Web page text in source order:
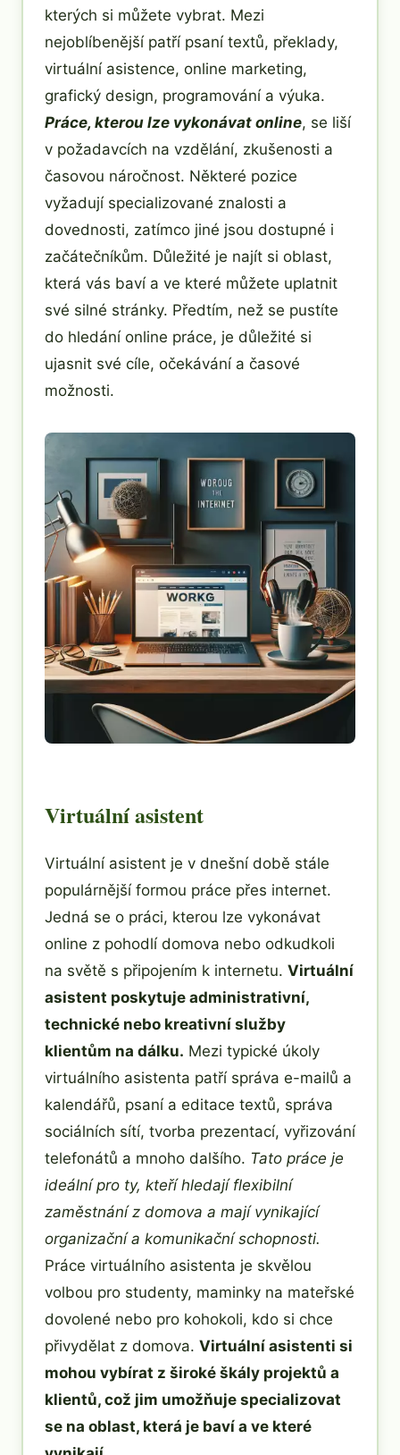
kterých si můžete vybrat. Mezi
nejoblíbenější patří psaní textů, překlady,
virtuální asistence, online marketing,
grafický design, programování a výuka.
Práce, kterou lze vykonávat online, se liší
v požadavcích na vzdělání, zkušenosti a
časovou náročnost. Některé pozice
vyžadují specializované znalosti a
dovednosti, zatímco jiné jsou dostupné i
začátečníkům. Důležité je najít si oblast,
která vás baví a ve které můžete uplatnit
své silné stránky. Předtím, než se pustíte
do hledání online práce, je důležité si
ujasnit své cíle, očekávání a časové
možnosti.
Virtuální asistent
Virtuální asistent je v dnešní době stále
populárnější formou práce přes internet.
Jedná se o práci, kterou lze vykonávat
online z pohodlí domova nebo odkudkoli
na světě s připojením k internetu. Virtuální
asistent poskytuje administrativní,
technické nebo kreativní služby
klientům na dálku. Mezi typické úkoly
virtuálního asistenta patří správa e-mailů a
kalendářů, psaní a editace textů, správa
sociálních sítí, tvorba prezentací, vyřizování
telefonátů a mnoho dalšího. Tato práce je
ideální pro ty, kteří hledají flexibilní
zaměstnání z domova a mají vynikající
organizační a komunikační schopnosti.
Práce virtuálního asistenta je skvělou
volbou pro studenty, maminky na mateřské
dovolené nebo pro kohokoli, kdo si chce
přivydělat z domova. Virtuální asistenti si
mohou vybírat z široké škály projektů a
klientů, což jim umožňuje specializovat
se na oblast, která je baví a ve které